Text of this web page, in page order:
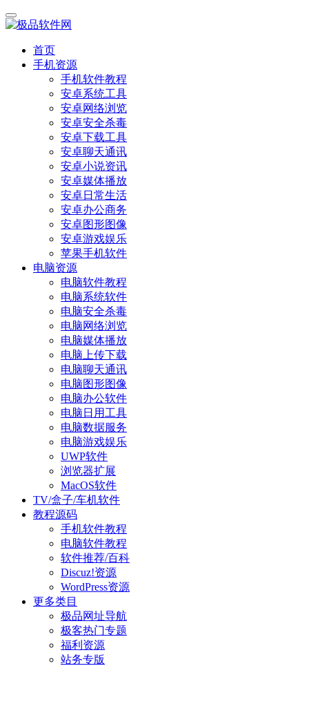
首页
手机资源
手机软件教程
安卓系统工具
安卓网络浏览
安卓安全杀毒
安卓下载工具
安卓聊天通讯
安卓小说资讯
安卓媒体播放
安卓日常生活
安卓办公商务
安卓图形图像
安卓游戏娱乐
苹果手机软件
电脑资源
电脑软件教程
电脑系统软件
电脑安全杀毒
电脑网络浏览
电脑媒体播放
电脑上传下载
电脑聊天通讯
电脑图形图像
电脑办公软件
电脑日用工具
电脑数据服务
电脑游戏娱乐
UWP软件
浏览器扩展
MacOS软件
TV/盒子/车机软件
教程源码
手机软件教程
电脑软件教程
软件推荐/百科
Discuz!资源
WordPress资源
更多类目
极品网址导航
极客热门专题
福利资源
站务专版